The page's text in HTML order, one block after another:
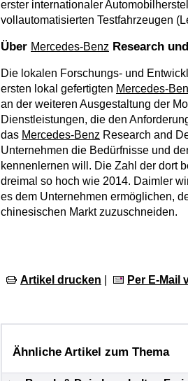
erster internationaler
vollautomatisierten Testfahrzeugen
Über Mercedes-Benz Research
Die lokalen Forschungs- und
ersten lokal gefertigten Mercedes-
an der weiteren Ausgestaltung der
Dienstleistungen, die den
das Mercedes-Benz Research and
Unternehmen die Bedürfnisse und
kennenlernen will. Die Zahl der dort
dreimal so hoch wie 2014. Daimler
es dem Unternehmen ermöglichen,
chinesischen Markt zuzuschneiden.
Artikel drucken Per E-Mail
Ähnliche Artikel zum Thema